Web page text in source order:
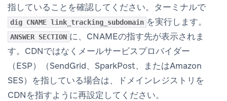
指していることを確認してください。ターミナルで
dig CNAME link_tracking_subdomain を実行します。
ANSWER SECTION に、CNAMEの指す先が表示されま
す。CDNではなくメールサービスプロバイダー
（ESP）（SendGrid、SparkPost、またはAmazon
SES）を指している場合は、ドメインレジストリを
CDNを指すように再設定してください。